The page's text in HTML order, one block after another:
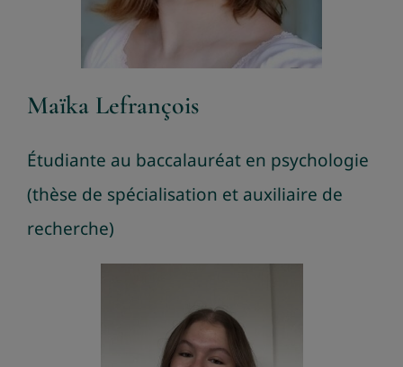
Maïka Lefrançois
Étudiante au baccalauréat en psychologie
(thèse de spécialisation et auxiliaire de
recherche)